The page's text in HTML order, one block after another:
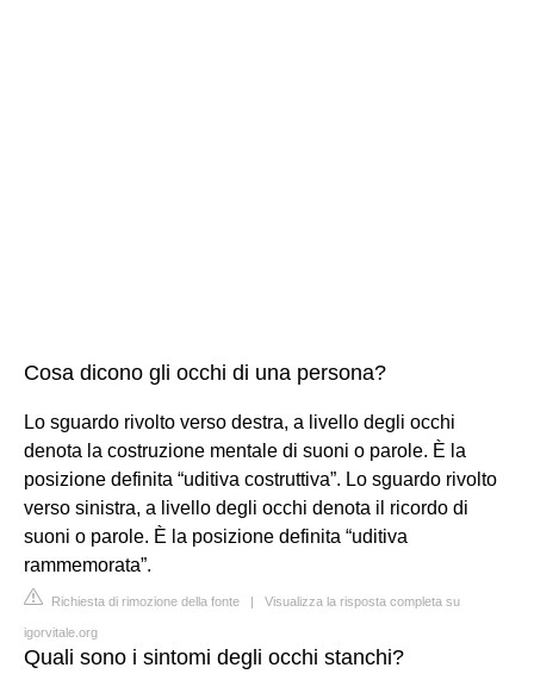
Cosa dicono gli occhi di una persona?
Lo sguardo rivolto verso destra, a livello degli occhi
denota la costruzione mentale di suoni o parole. È la
posizione definita “uditiva costruttiva”. Lo sguardo rivolto
verso sinistra, a livello degli occhi denota il ricordo di
suoni o parole. È la posizione definita “uditiva
rammemorata”.
Richiesta di rimozione della fonte | Visualizza la risposta completa su
igorvitale.org
Quali sono i sintomi degli occhi stanchi?